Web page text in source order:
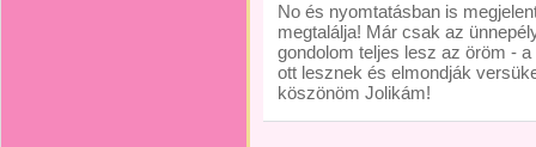
No és nyomtatásban is
megtalálja! Már csak az
gondolom teljes lesz az öröm -
ott lesznek és elmondják
köszönöm Jolikám!